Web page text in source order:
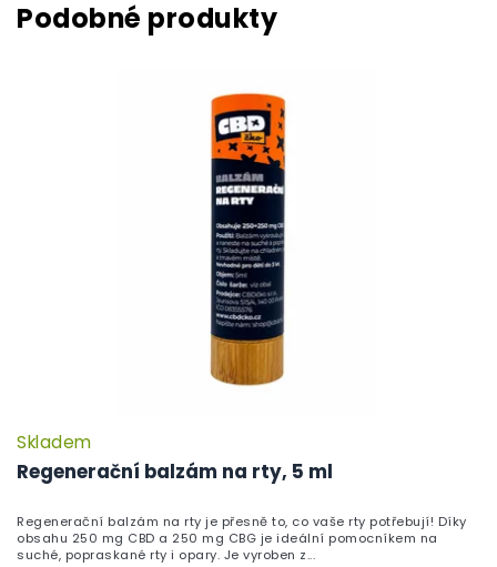
Regenerační balzám na rty, 5 ml
Skladem
Regenerační balzám na rty je přesně to, co vaše rty potřebují! Díky
obsahu 250 mg CBD a 250 mg CBG je ideální pomocníkem na
suché, popraskané rty i opary. Je vyroben z...